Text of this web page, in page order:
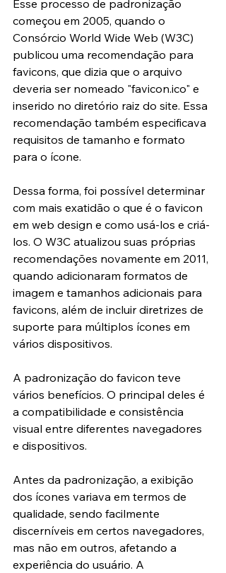
Esse processo de padronização
começou em 2005, quando o
Consórcio World Wide Web (W3C)
publicou uma recomendação para
favicons, que dizia que o arquivo
deveria ser nomeado "favicon.ico" e
inserido no diretório raiz do site. Essa
recomendação também especificava
requisitos de tamanho e formato
para o ícone.
Dessa forma, foi possível determinar
com mais exatidão o que é o favicon
em web design e como usá-los e criá-
los. O W3C atualizou suas próprias
recomendações novamente em 2011,
quando adicionaram formatos de
imagem e tamanhos adicionais para
favicons, além de incluir diretrizes de
suporte para múltiplos ícones em
vários dispositivos.
A padronização do favicon teve
vários benefícios. O principal deles é
a compatibilidade e consistência
visual entre diferentes navegadores
e dispositivos.
Antes da padronização, a exibição
dos ícones variava em termos de
qualidade, sendo facilmente
discerníveis em certos navegadores,
mas não em outros, afetando a
experiência do usuário. A